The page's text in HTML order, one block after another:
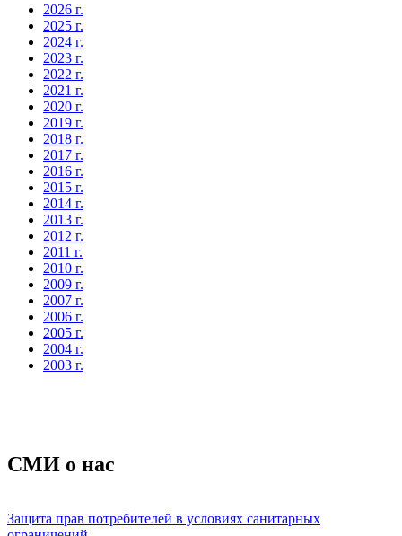
2026 г.
2025 г.
2024 г.
2023 г.
2022 г.
2021 г.
2020 г.
2019 г.
2018 г.
2017 г.
2016 г.
2015 г.
2014 г.
2013 г.
2012 г.
2011 г.
2010 г.
2009 г.
2007 г.
2006 г.
2005 г.
2004 г.
2003 г.
СМИ о нас
Защита прав потребителей в условиях санитарных